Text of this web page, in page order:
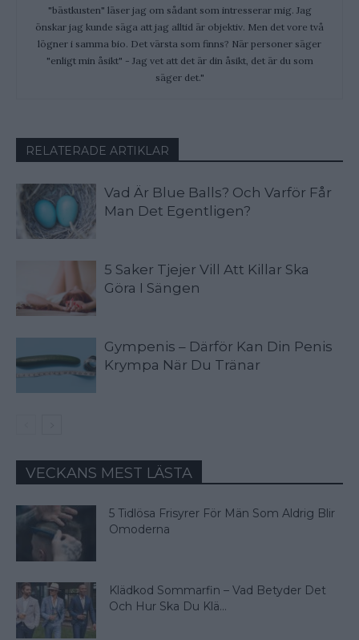
"bästkusten" läser jag om sådant som intresserar mig. Jag
önskar jag kunde säga att jag alltid är objektiv. Men det vore två
lögner i samma bio. Det värsta som finns? När personer säger
"enligt min åsikt" - Jag vet att det är din åsikt, det är du som
säger det."
RELATERADE ARTIKLAR
Vad Är Blue Balls? Och Varför Får
Man Det Egentligen?
5 Saker Tjejer Vill Att Killar Ska
Göra I Sängen
Gympenis – Därför Kan Din Penis
Krympa När Du Tränar
VECKANS MEST LÄSTA
5 Tidlösa Frisyrer För Män Som Aldrig Blir
Omoderna
Klädkod Sommarfin – Vad Betyder Det
Och Hur Ska Du Klä...